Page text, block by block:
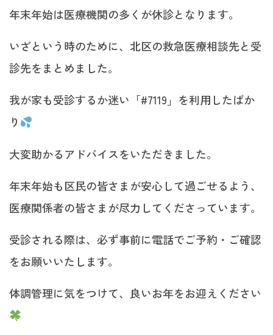
年末年始は医療機関の多くが休診となります。
いざという時のために、北区の救急医療相談先と受
診先をまとめました。
我が家も受診するか迷い「#7119」を利用したばか
り
大変助かるアドバイスをいただきました。
年末年始も区民の皆さまが安心して過ごせるよう、
医療関係者の皆さまが尽力してくださっています。
受診される際は、必ず事前に電話でご予約・ご確認
をお願いいたします。
体調管理に気をつけて、良いお年をお迎えください